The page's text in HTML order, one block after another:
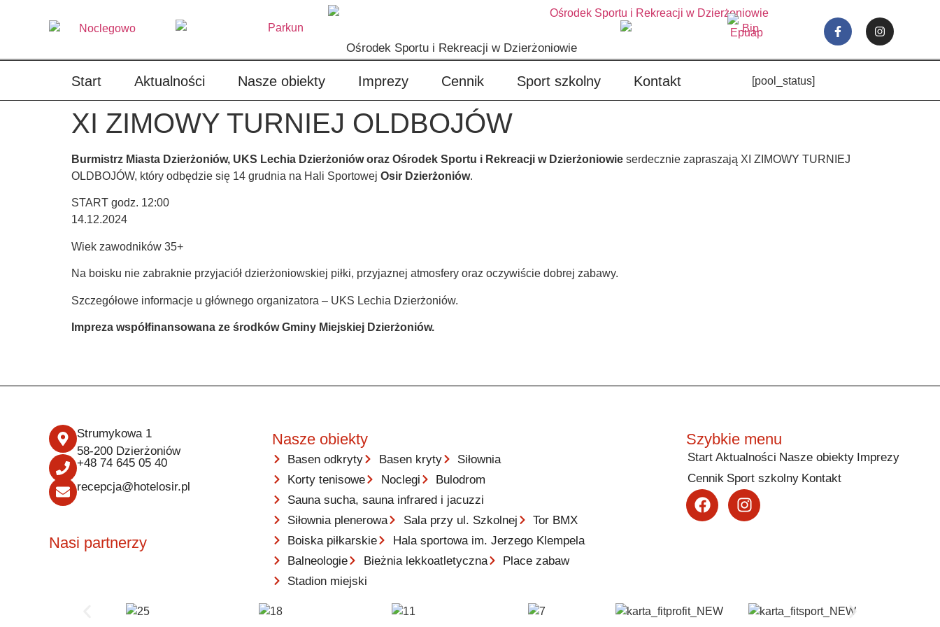
Ośrodek Sportu i Rekreacji w Dzierżoniowie
Start Aktualności Nasze obiekty Imprezy Cennik Sport szkolny Kontakt [pool_status]
XI ZIMOWY TURNIEJ OLDBOJÓW
Burmistrz Miasta Dzierżoniów, UKS Lechia Dzierżoniów oraz Ośrodek Sportu i Rekreacji w Dzierżoniowie serdecznie zapraszają XI ZIMOWY TURNIEJ
OLDBOJÓW, który odbędzie się 14 grudnia na Hali Sportowej Osir Dzierżoniów.
START godz. 12:00
14.12.2024
Wiek zawodników 35+
Na boisku nie zabraknie przyjaciół dzierżoniowskiej piłki, przyjaznej atmosfery oraz oczywiście dobrej zabawy.
Szczegółowe informacje u głównego organizatora – UKS Lechia Dzierżoniów.
Impreza współfinansowana ze środków Gminy Miejskiej Dzierżoniów.
Strumykowa 1
58-200 Dzierżoniów
+48 74 645 05 40
recepcja@hotelosir.pl
Nasi partnerzy
Nasze obiekty
Basen odkryty Basen kryty
Siłownia
Korty tenisowe
Noclegi
Bulodrom
Sauna sucha, sauna infrared i jacuzzi
Siłownia plenerowa
Sala przy ul. Szkolnej
Tor BMX
Boiska piłkarskie
Hala sportowa im. Jerzego Klempela
Balneologie
Bieżnia lekkoatletyczna
Place zabaw
Stadion miejski
Szybkie menu
Start Aktualności Nasze obiekty Imprezy
Cennik Sport szkolny Kontakt